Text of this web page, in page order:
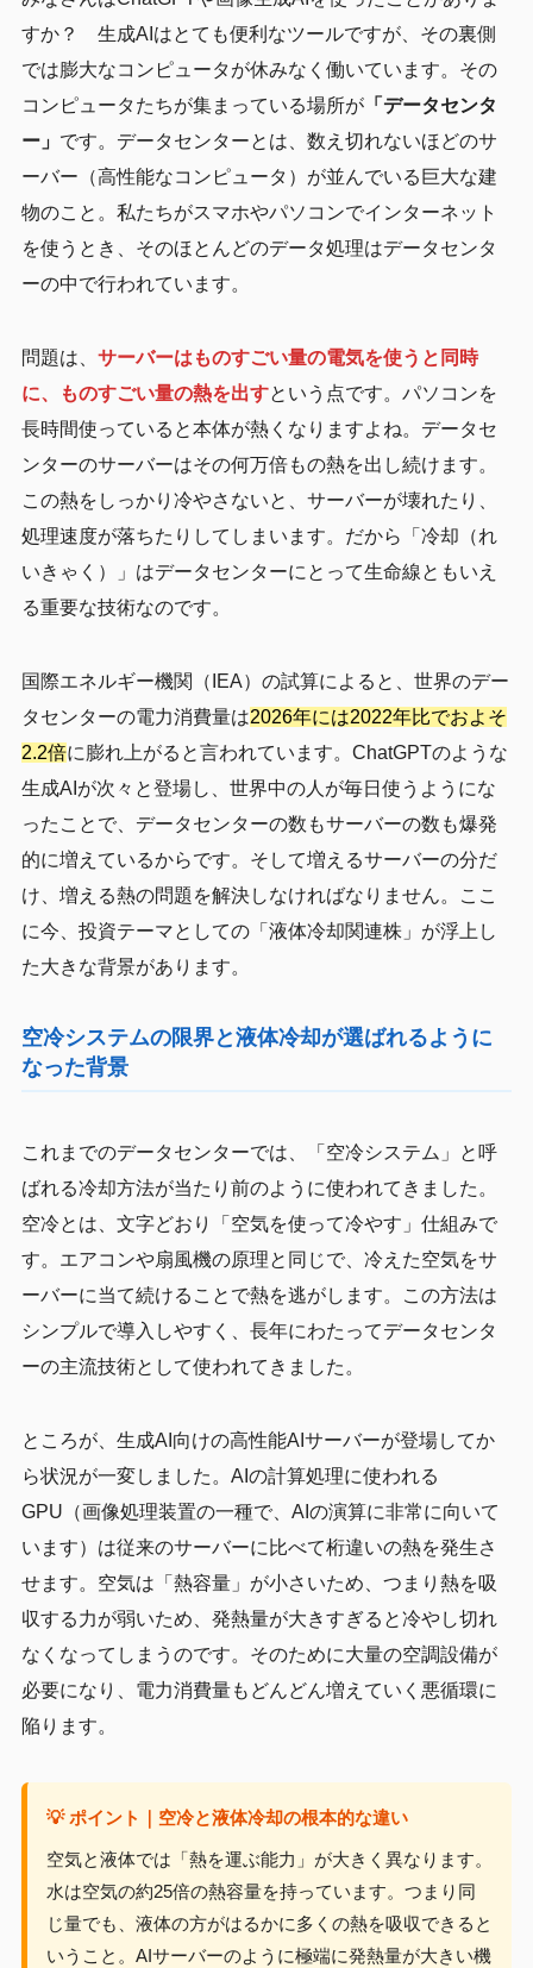
すか？ 生成AIはとても便利なツールですが、その裏側
では膨大なコンピュータが休みなく働いています。その
コンピュータたちが集まっている場所が「データセンタ
ー」 です。データセンターとは、数え切れないほどのサ
ーバー（高性能なコンピュータ）が並んでいる巨大な建
物のこと。私たちがスマホやパソコンでインターネット
を使うとき、そのほとんどのデータ処理はデータセンタ
ーの中で行われています。
問題は、 サーバーはものすごい量の電気を使うと同時
に、ものすごい量の熱を出すという点です。パソコンを
長時間使っていると本体が熱くなりますよね。データセ
ンターのサーバーはその何万倍もの熱を出し続けます。
この熱をしっかり冷やさないと、サーバーが壊れたり、
処理速度が落ちたりしてしまいます。だから「冷却（れ
いきゃく）」はデータセンターにとって生命線ともいえ
る重要な技術なのです。
国際エネルギー機関（IEA）の試算によると、世界のデー
タセンターの電力消費量は2026年には2022年比でおよそ
2.2倍に膨れ上がると言われています。ChatGPTのような
生成AIが次々と登場し、世界中の人が毎日使うようにな
ったことで、データセンターの数もサーバーの数も爆発
的に増えているからです。そして増えるサーバーの分だ
け、増える熱の問題を解決しなければなりません。ここ
に今、投資テーマとしての「液体冷却関連株」が浮上し
た大きな背景があります。
空冷システムの限界と液体冷却が選ばれるように
なった背景
これまでのデータセンターでは、「空冷システム」と呼
ばれる冷却方法が当たり前のように使われてきました。
空冷とは、文字どおり「空気を使って冷やす」仕組みで
す。エアコンや扇風機の原理と同じで、冷えた空気をサ
ーバーに当て続けることで熱を逃がします。この方法は
シンプルで導入しやすく、長年にわたってデータセンタ
ーの主流技術として使われてきました。
ところが、生成AI向けの高性能AIサーバーが登場してか
ら状況が一変しました。AIの計算処理に使われる
GPU（画像処理装置の一種で、AIの演算に非常に向いて
います）は従来のサーバーに比べて桁違いの熱を発生さ
せます。空気は「熱容量」が小さいため、つまり熱を吸
収する力が弱いため、発熱量が大きすぎると冷やし切れ
なくなってしまうのです。そのために大量の空調設備が
必要になり、電力消費量もどんどん増えていく悪循環に
陥ります。
💡 ポイント｜空冷と液体冷却の根本的な違い
空気と液体では「熱を運ぶ能力」が大きく異なります。
水は空気の約25倍の熱容量を持っています。つまり同
じ量でも、液体の方がはるかに多くの熱を吸収できると
いうこと。AIサーバーのように極端に発熱量が大きい機